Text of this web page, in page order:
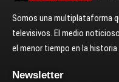
Somos una multiplataforma
televisivos. El medio
el menor tiempo en la
Newsletter